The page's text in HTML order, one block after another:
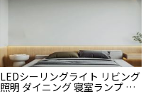
LEDシーリングライト リビング
照明 ダイニング 寝室ランプ 雲